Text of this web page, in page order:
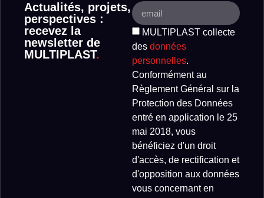
Actualités, projets,
perspectives :
recevez la
newsletter de
MULTIPLAST.
MULTIPLAST collecte
des données
personnelles.
Conformément au
Règlement Général sur la
Protection des Données
entré en application le 25
mai 2018, vous
bénéficiez d'un droit
d'accès, de rectification et
d'opposition aux données
vous concernant en